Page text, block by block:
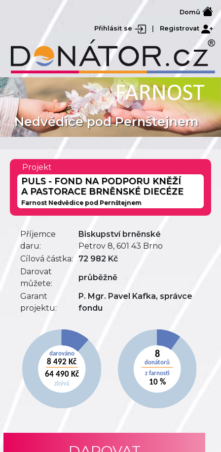
Domů
Přihlásit se Registrovat
Nedvědice pod Pernštejnem
Projekt
PULS - FOND NA PODPORU KNĚŽÍ
A PASTORACE BRNĚNSKÉ DIECÉZE
Farnost Nedvědice pod Pernštejnem
Příjemce
daru:
Biskupství brněnské
Petrov 8, 601 43 Brno
Cílová částka:
72 982 Kč
Darovat
můžete:
průběžně
Garant
projektu:
P. Mgr. Pavel Kafka, správce
fondu